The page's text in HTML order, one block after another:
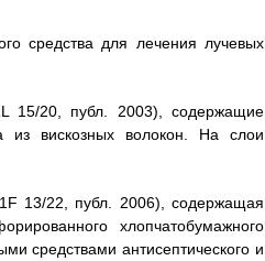
средства для лечения лучевых
15/20, публ. 2003), содержащие
из вискозных волокон. На слои
13/22, публ. 2006), содержащая
хлопчатобумажного
средствами антисептического и